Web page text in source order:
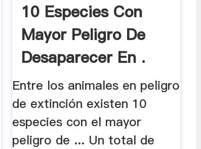
10 Especies Con
Mayor Peligro De
Desaparecer En .
Entre los animales en peligro
de extinción existen 10
especies con el mayor
peligro de ... Un total de